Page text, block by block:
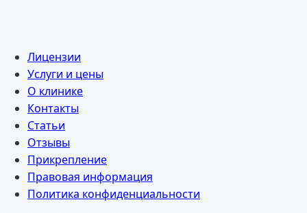
Лицензии
Услуги и цены
О клинике
Контакты
Статьи
Отзывы
Прикрепление
Правовая информация
Политика конфиденциальности